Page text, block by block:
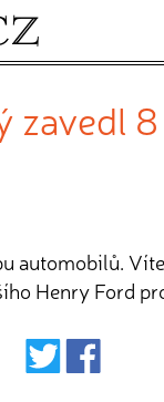
zavedl
automobilů.
Henry Ford